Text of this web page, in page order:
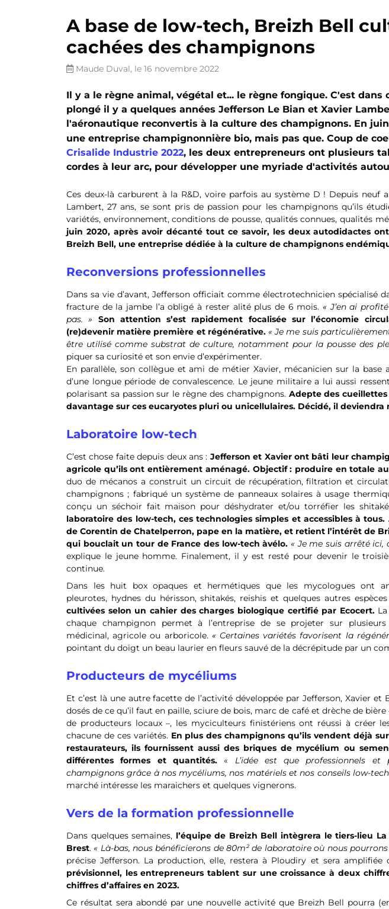
A base de low-tech, Breizh Bell
cachées des champignons
Maude Duval, le 16 novembre 2022
Il y a le règne animal, végétal et... le règne fongique. C'est
plongé il y a quelques années Jefferson Le Bian et Xavier
l'aéronautique reconvertis à la culture des champignons. En
une entreprise champignonnière bio, mais pas que. Coup de
Crisalide Industrie 2022, les deux entrepreneurs ont plusieurs
cordes à leur arc, pour développer une myriade d'activités
Ces deux-là carburent à la R&D, voire parfois au système D ! Depuis neuf
Lambert, 27 ans, se sont pris de passion pour les champignons qu’ils
variétés, environnement, conditions de pousse, qualités connues, qualités
juin 2020, après avoir décanté tout ce savoir, les deux autodidactes
Breizh Bell, une entreprise dédiée à la culture de champignons
Reconversions professionnelles
Dans sa vie d’avant, Jefferson officiait comme électrotechnicien spécialisé
fracture de la jambe l’a obligé à rester alité plus de 6 mois.« J’en ai
pas. » Son attention s’est rapidement focalisée sur l’économie
(re)devenir matière première et régénérative. « Je me suis
être utilisé comme substrat de culture, notamment pour la pousse des
piquer sa curiosité et son envie d’expérimenter.
En parallèle, son collègue et ami de métier Xavier, mécanicien sur la base
d’une longue période de convalescence. Le jeune militaire a lui aussi
polarisant sa passion sur le règne des champignons. Adepte des
davantage sur ces eucaryotes pluri ou unicellulaires. Décidé, il deviendra
Laboratoire low-tech
C’est chose faite depuis deux ans : Jefferson et Xavier ont bâti leur
agricole qu’ils ont entièrement aménagé. Objectif : produire en totale
duo de mécanos a construit un circuit de récupération, filtration et
champignons ; fabriqué un système de panneaux solaires à usage
conçu un séchoir fait maison pour déshydrater et/ou torréfier les
laboratoire des low-tech, ces technologies simples et accessibles à
de Corentin de Chatelperron, pape en la matière, et retient l’intérêt de
qui bouclait un tour de France des low-tech àvélo. « Je me suis arrêté ici,
explique le jeune homme. Finalement, il y est resté pour devenir le
continue.
Dans les huit box opaques et hermétiques que les mycologues ont
pleurotes, hydnes du hérisson, shitakés, reishis et quelques autres espèces
cultivées selon un cahier des charges biologique certifié par Ecocert.
chaque champignon permet à l’entreprise de se projeter sur plusieurs
médicinal, agricole ou arboricole. « Certaines variétés favorisent la
pointant du doigt un beau laurier en fleurs sauvé de la décrépitude par un
Producteurs de mycéliums
Et c’est là une autre facette de l’activité développée par Jefferson, Xavier
dosés de ce qu’il faut en paille, sciure de bois, marc de café et drèche de
de producteurs locaux –, les myciculteurs finistériens ont réussi à créer
chacune de ces variétés. En plus des champignons qu’ils vendent déjà
restaurateurs, ils fournissent aussi des briques de mycélium ou
différentes formes et quantités.« L’idée est que professionnels
champignons grâce à nos mycéliums, nos matériels et nos conseils low-tech​
marché intéresse les maraichers et quelques vignerons.
Vers de la formation professionnelle
Dans quelques semaines, l’équipe de Breizh Bell intègrera le tiers-lieu
Brest.« Là-bas, nous bénéficierons de 80m² de laboratoire où nous
précise Jefferson. La production, elle, restera à Ploudiry et sera amplifiée
prévisionnel, les entrepreneurs tablent sur une croissance à deux
chiffres d’affaires en 2023.
Ce résultat sera abondé par une nouvelle activité que Breizh Bell pourra